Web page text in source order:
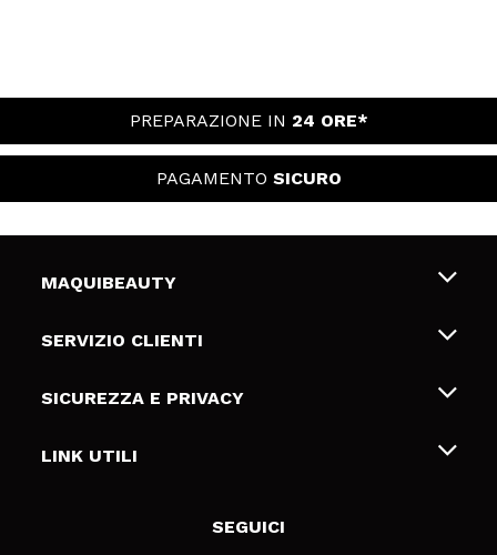
PREPARAZIONE IN 24 ORE*
PAGAMENTO SICURO
MAQUIBEAUTY
Chi siamo
Gift Cards
SERVIZIO CLIENTI
Spedizioni & Resi
Metodi di pagamamento
SICUREZZA E PRIVACY
Termini e condizioni
LINK UTILI
SEGUICI